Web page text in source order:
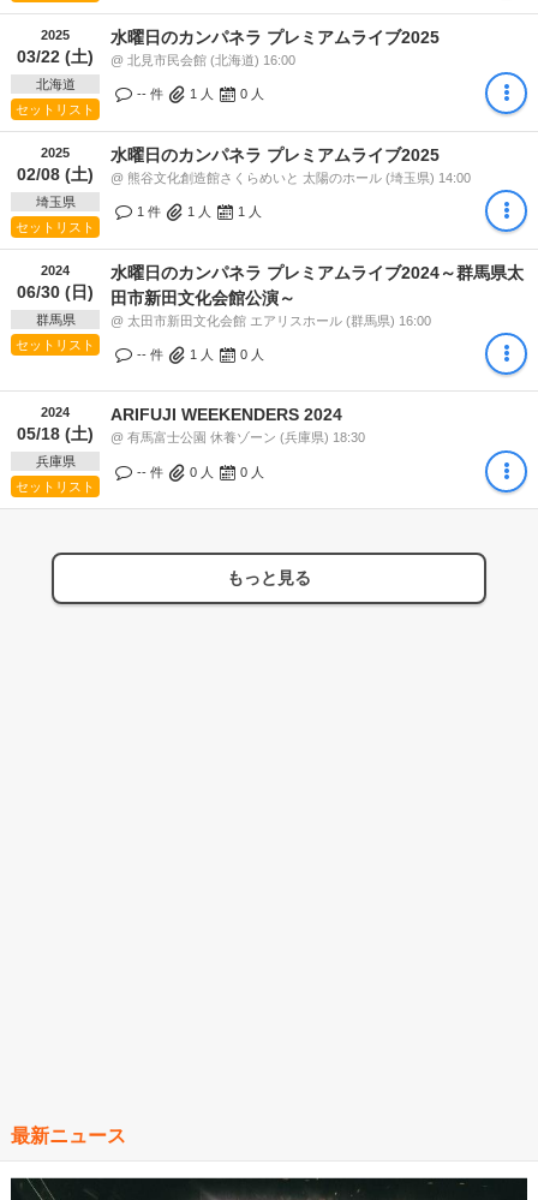
2025
03/22 (土)
北海道
セットリスト
水曜日のカンパネラ プレミアムライブ2025
@ 北見市民会館 (北海道) 16:00
-- 件 1 人 0 人
2025
02/08 (土)
埼玉県
セットリスト
水曜日のカンパネラ プレミアムライブ2025
@ 熊谷文化創造館さくらめいと 太陽のホール (埼玉県) 14:00
1 件 1 人 1 人
2024
06/30 (日)
群馬県
セットリスト
水曜日のカンパネラ プレミアムライブ2024～群馬県太
田市新田文化会館公演～
@ 太田市新田文化会館 エアリスホール (群馬県) 16:00
-- 件 1 人 0 人
2024
05/18 (土)
兵庫県
セットリスト
ARIFUJI WEEKENDERS 2024
@ 有馬富士公園 休養ゾーン (兵庫県) 18:30
-- 件 0 人 0 人
もっと見る
最新ニュース